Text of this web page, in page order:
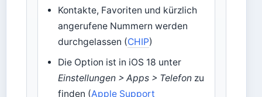
Kontakte, Favoriten und kürzlich
angerufene Nummern werden
durchgelassen (CHIP)
Die Option ist in iOS 18 unter
Einstellungen > Apps > Telefon zu
finden (Apple Support